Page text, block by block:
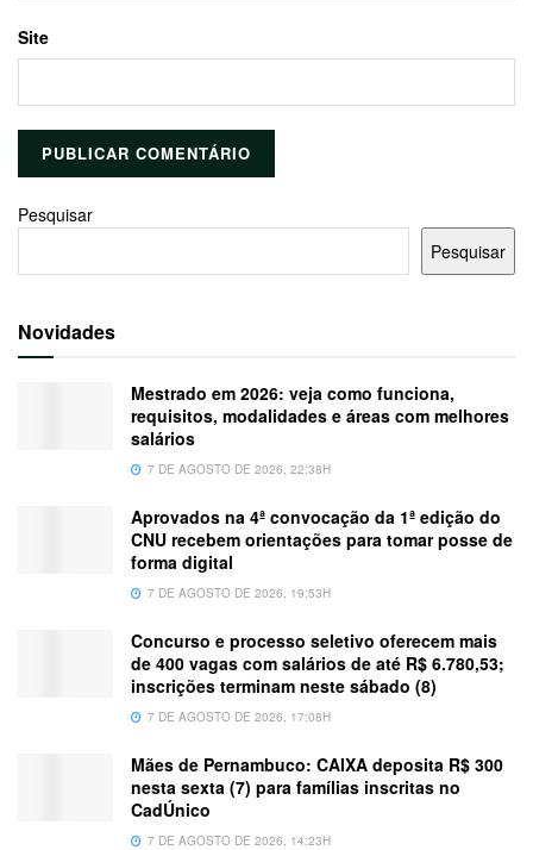
Site
Pesquisar
Pesquisar
Novidades
Mestrado em 2026: veja como funciona,
requisitos, modalidades e áreas com melhores
salários
7 DE AGOSTO DE 2026, 22:38H
Aprovados na 4ª convocação da 1ª edição do
CNU recebem orientações para tomar posse de
forma digital
7 DE AGOSTO DE 2026, 19:53H
Concurso e processo seletivo oferecem mais
de 400 vagas com salários de até R$ 6.780,53;
inscrições terminam neste sábado (8)
7 DE AGOSTO DE 2026, 17:08H
Mães de Pernambuco: CAIXA deposita R$ 300
nesta sexta (7) para famílias inscritas no
CadÚnico
7 DE AGOSTO DE 2026, 14:23H